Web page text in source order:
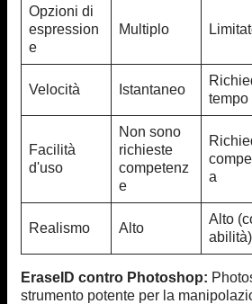
Opzioni di
espression
e
Multiplo
Velocità Istantaneo
tempo
Facilità
d'uso
Non sono
richieste
competenz
e
a
Realismo Alto
Alto
abilità)
EraseID contro Photoshop:
strumento potente per la